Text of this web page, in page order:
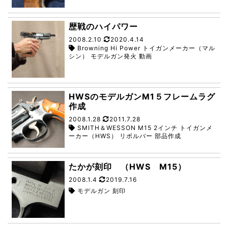
歴戦のハイパワー
2008.2.10
2020.4.14
Browning Hi Power トイガンメーカー（マル
シン） モデルガン発火 動画
HWSのモデルガンM1５フレームラグ
作成
2008.1.28
2011.7.28
SMITH＆WESSON M15 2インチ トイガンメ
ーカー（HWS） リボルバー 部品作成
たかが刻印 （HWS M15）
2008.1.4
2019.7.16
モデルガン 刻印